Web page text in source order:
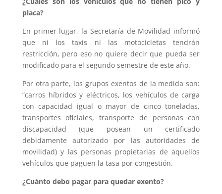
placa?
En primer lugar, la Secretaría de Movilidad informó
que ni los taxis ni las motocicletas tendrán
restricción, pero eso no quiere decir que pueda ser
modificado para el segundo semestre de este año.
Por otra parte, los grupos exentos de la medida son:
“carros híbridos y eléctricos, los vehículos de carga
con capacidad igual o mayor de cinco toneladas,
transportes oficiales, transporte de personas con
discapacidad (que posean un certificado
debidamente autorizado por las autoridades de
movilidad) y las personas propietarias de aquellos
vehículos que paguen la tasa por congestión.
¿Cuánto debo pagar para quedar exento?